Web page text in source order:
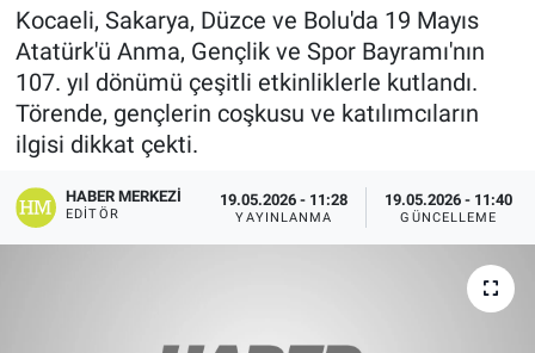
Kocaeli, Sakarya, Düzce ve Bolu'da 19 Mayıs
Atatürk'ü Anma, Gençlik ve Spor Bayramı'nın
107. yıl dönümü çeşitli etkinliklerle kutlandı.
Törende, gençlerin coşkusu ve katılımcıların
ilgisi dikkat çekti.
HABER MERKEZI
EDITÖR
19.05.2026 - 11:28
YAYINLANMA
19.05.2026 - 11:40
GÜNCELLEME